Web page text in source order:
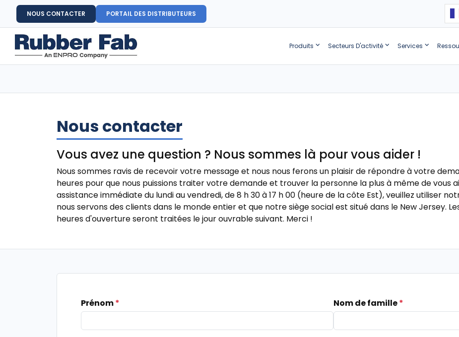
NOUS CONTACTER PORTAIL DES DISTRIBUTEURS
Produits Secteurs D'activité Services
Nous contacter
Vous avez une question ? Nous sommes là pour vous aider !
Nous sommes ravis de recevoir votre message et nous nous ferons un plaisir de répondre à votre
heures pour que nous puissions traiter votre demande et trouver la personne la plus à même de vous
assistance immédiate du lundi au vendredi, de 8 h 30 à 17 h 00 (heure de la côte Est), veuillez utiliser
nous servons des clients dans le monde entier et que notre siège social est situé dans le New Jersey.
heures d'ouverture seront traitées le jour ouvrable suivant. Merci !
Prénom* Nom de famille*